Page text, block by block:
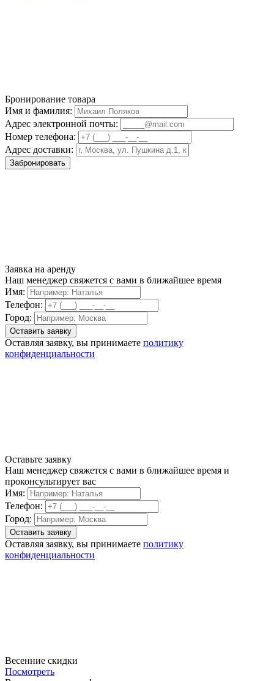
Бронирование товара
Имя и фамилия:
Адрес электронной почты:
Номер телефона:
Адрес доставки:
Забронировать
Заявка на аренду
Наш менеджер свяжется с вами в ближайшее время
Имя:
Телефон:
Город:
Оставляя заявку, вы принимаете политику
конфиденциальности
Оставьте заявку
Наш менеджер свяжется с вами в ближайшее время и
проконсультирует вас
Имя:
Телефон:
Город:
Оставляя заявку, вы принимаете политику
конфиденциальности
Весенние скидки
Посмотреть